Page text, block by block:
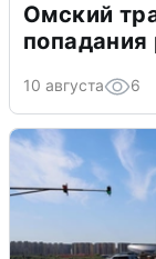
Омский
10 августа 6